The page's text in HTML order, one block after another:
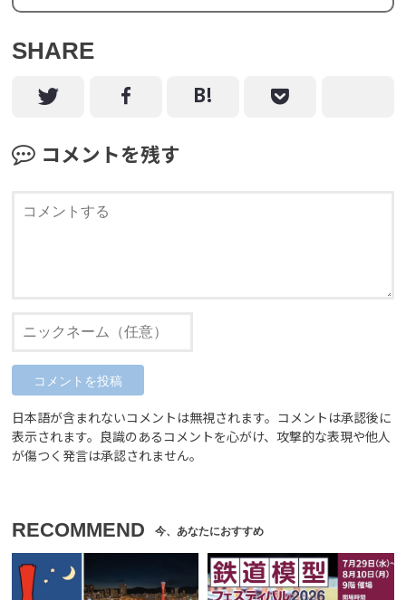
SHARE
コメントを残す
日本語が含まれないコメントは無視されます。コメントは承認後に
表示されます。良識のあるコメントを心がけ、攻撃的な表現や他人
が傷つく発言は承認されません。
RECOMMEND